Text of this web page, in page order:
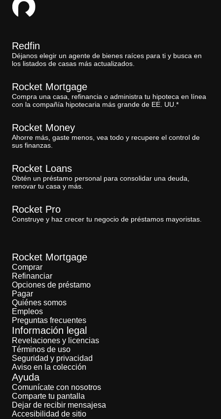
Redfin
Déjanos elegir un agente de bienes raíces para ti y busca en
los listados de casas más actualizados.
Rocket Mortgage
Compra una casa, refinancia o administra tu hipoteca en línea
con la compañía hipotecaria más grande de EE. UU.*
Rocket Money
Ahorre más, gaste menos, vea todo y recupere el control de
sus finanzas.
Rocket Loans
Obtén un préstamo personal para consolidar una deuda,
renovar tu casa y más.
Rocket Pro
Construye y haz crecer tu negocio de préstamos mayoristas.
Rocket Mortgage
Comprar
Refinanciar
Opciones de préstamo
Pagar
Quiénes somos
Empleos
Preguntas frecuentes
Información legal
Revelaciones y licencias
Términos de uso
Seguridad y privacidad
Aviso en la colección
Ayuda
Comunícate con nosotros
Comparte tu pantalla
Dejar de recibir mensajesa
Accesibilidad de sitio